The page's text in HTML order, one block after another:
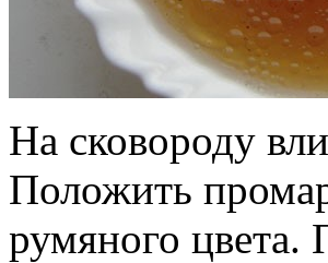
На сковороду
Положить
румяного цвета.